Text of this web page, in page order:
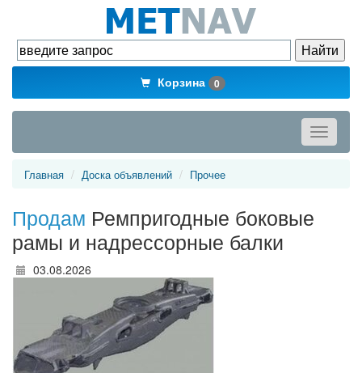
Корзина 0
Toggle
Главная Доска объявлений Прочее
Продам Ремпригодные боковые
рамы и надрессорные балки
03.08.2026